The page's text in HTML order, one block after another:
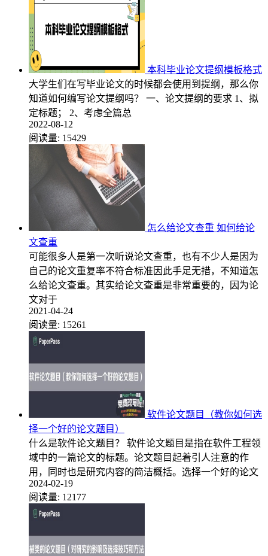
本科毕业论文提纲模板格式
大学生们在写毕业论文的时候都会使用到提纲，那么你
知道如何编写论文提纲吗？ 一、论文提纲的要求 1、拟
定标题； 2、考虑全篇总
2022-08-12
阅读量: 15429
怎么给论文查重 如何给论
文查重
可能很多人是第一次听说论文查重，也有不少人是因为
自己的论文重复率不符合标准因此手足无措，不知道怎
么给论文查重。其实给论文查重是非常重要的，因为论
文对于
2021-04-24
阅读量: 15261
软件论文题目（教你如何选
择一个好的论文题目）
什么是软件论文题目？ 软件论文题目是指在软件工程领
域中的一篇论文的标题。论文题目起着引人注意的作
用，同时也是研究内容的简洁概括。选择一个好的论文
2024-02-19
阅读量: 12177